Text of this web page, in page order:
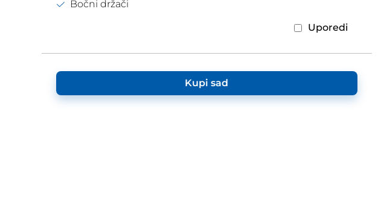
Uporedi
Bočni držači
Kupi sad